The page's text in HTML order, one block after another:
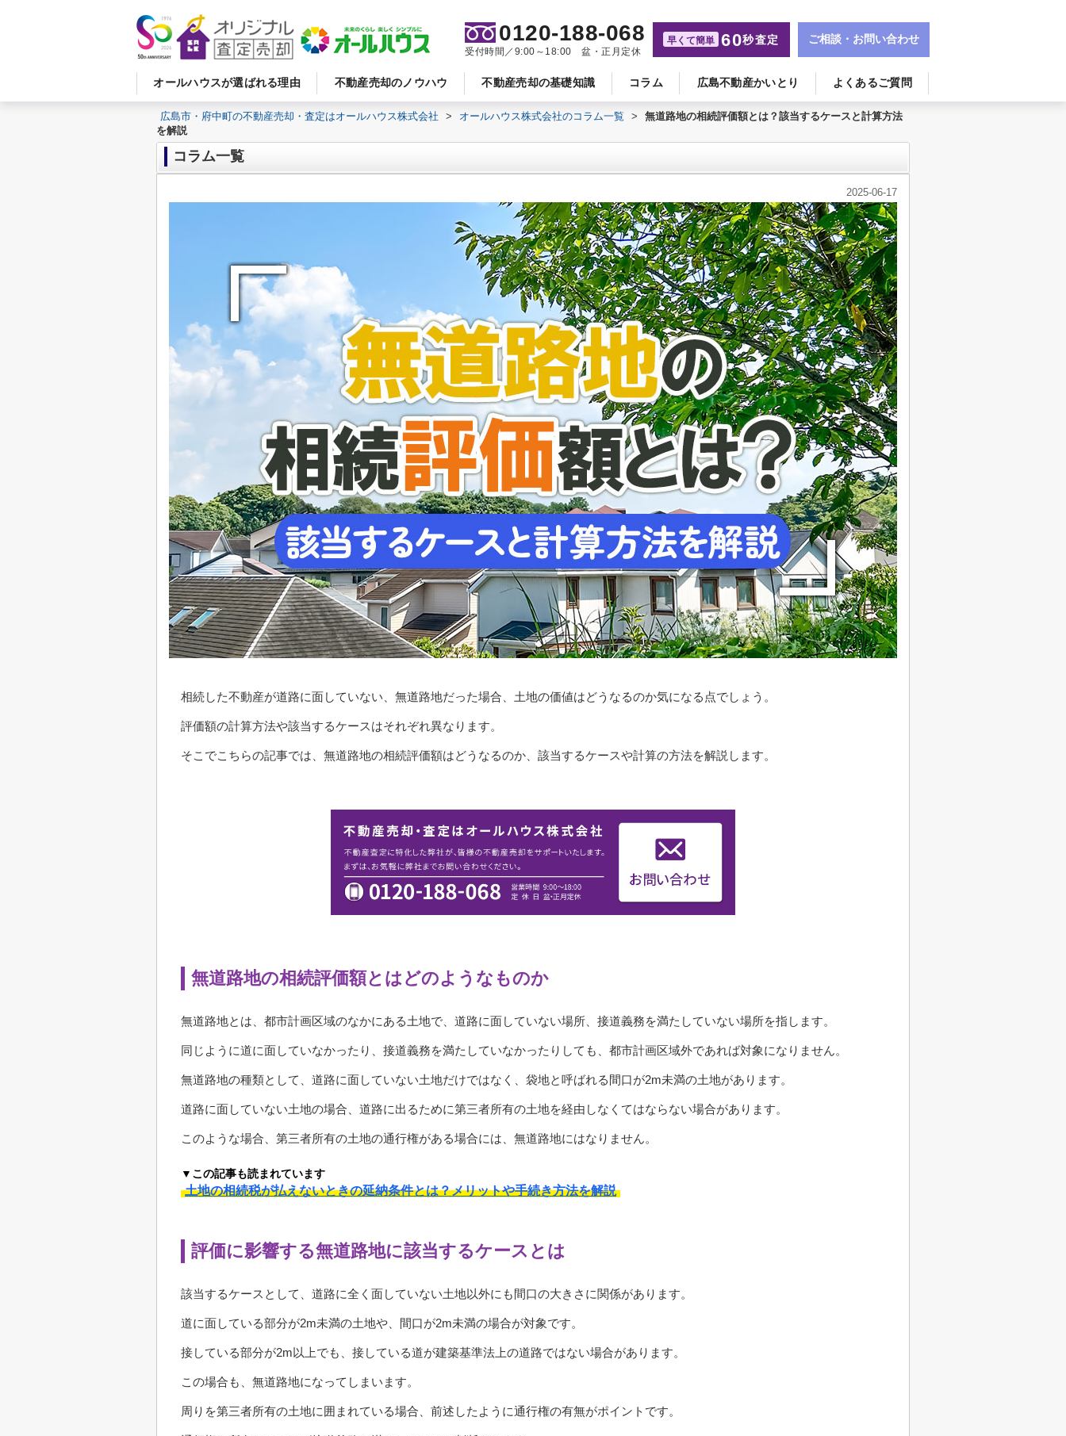
オールハウスが選ばれる理由 不動産売却のノウハウ 不動産売却の基礎知識 コラム 広島不動産かいとり よくあるご質問
0120-188-068
受付時間／9:00～18:00 盆・正月定休
早くて簡単 60秒査定 ご相談・お問い合わせ
広島市・府中町の不動産売却・査定はオールハウス株式会社 > オールハウス株式会社のコラム一覧 >
無道路地の相続評価額とは？該当するケースと計算方法
を解説
コラム一覧
2025-06-17
相続した不動産が道路に面していない、無道路地だった場合、土地の価値はどうなるのか気になる点でしょう。
評価額の計算方法や該当するケースはそれぞれ異なります。
そこでこちらの記事では、無道路地の相続評価額はどうなるのか、該当するケースや計算の方法を解説します。
無道路地の相続評価額とはどのようなものか
無道路地とは、都市計画区域のなかにある土地で、道路に面していない場所、接道義務を満たしていない場所を指します。
同じように道に面していなかったり、接道義務を満たしていなかったりしても、都市計画区域外であれば対象になりません。
無道路地の種類として、道路に面していない土地だけではなく、袋地と呼ばれる間口が2m未満の土地があります。
道路に面していない土地の場合、道路に出るために第三者所有の土地を経由しなくてはならない場合があります。
このような場合、第三者所有の土地の通行権がある場合には、無道路地にはなりません。
▼この記事も読まれています
土地の相続税が払えないときの延納条件とは？メリットや手続き方法を解説
評価に影響する無道路地に該当するケースとは
該当するケースとして、道路に全く面していない土地以外にも間口の大きさに関係があります。
道に面している部分が2m未満の土地や、間口が2m未満の場合が対象です。
接している部分が2m以上でも、接している道が建築基準法上の道路ではない場合があります。
この場合も、無道路地になってしまいます。
周りを第三者所有の土地に囲まれている場合、前述したように通行権の有無がポイントです。